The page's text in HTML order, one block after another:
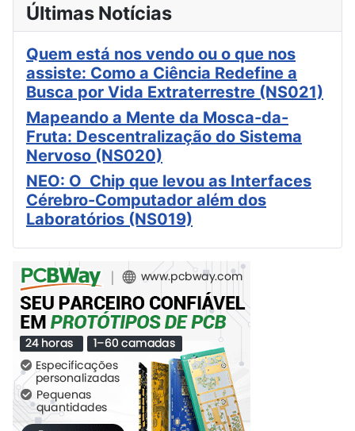
Últimas Notícias
Quem está nos vendo ou o que nos
assiste: Como a Ciência Redefine a
Busca por Vida Extraterrestre (NS021)
Mapeando a Mente da Mosca-da-
Fruta: Descentralização do Sistema
Nervoso (NS020)
NEO: O Chip que levou as Interfaces
Cérebro-Computador além dos
Laboratórios (NS019)